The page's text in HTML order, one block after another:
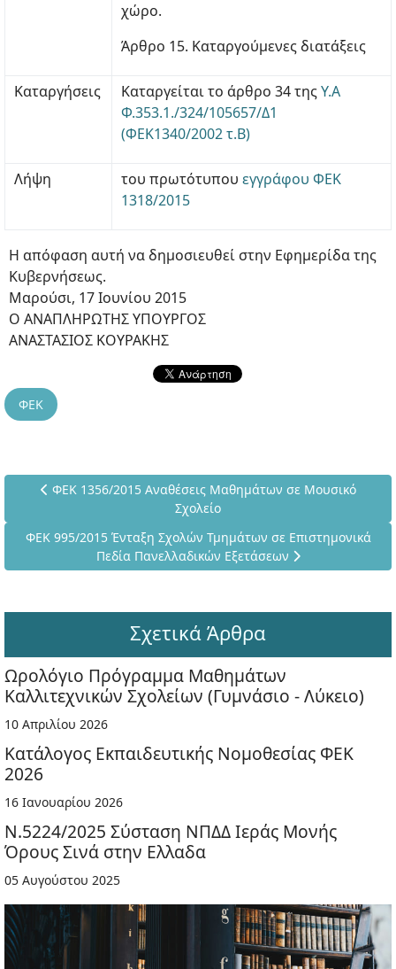
χώρο.
Άρθρο 15. Καταργούμενες διατάξεις
Καταργήσεις Καταργείται το άρθρο 34 τηςΥ.Α
Φ.353.1./324/105657/Δ1
(ΦΕΚ1340/2002 τ.Β)
Λήψη του πρωτότυπου εγγράφου ΦΕΚ
1318/2015
Η απόφαση αυτή να δημοσιευθεί στην Εφημερίδα της
Κυβερνήσεως.
Μαρούσι, 17 Ιουνίου 2015
Ο ΑΝΑΠΛΗΡΩΤΗΣ ΥΠΟΥΡΓΟΣ
ΑΝΑΣΤΑΣΙΟΣ ΚΟΥΡΑΚΗΣ
ΦΕΚ
Προηγούμενο άρθρο: ΦΕΚ 1356/2015 Αναθέσεις
ΦΕΚ 1356/2015 Αναθέσεις Μαθημάτων σε Μουσικό
Σχολείο
Επόμενο άρθρο: ΦΕΚ 995/2015 Ένταξη Σχολών Τμημάτων σε
ΦΕΚ 995/2015 Ένταξη Σχολών Τμημάτων σε Επιστημονικά
Πεδία Πανελλαδικών Εξετάσεων
Σχετικά Άρθρα
Ωρολόγιο Πρόγραμμα Μαθημάτων
Καλλιτεχνικών Σχολείων (Γυμνάσιο - Λύκειο)
10 Απριλίου 2026
Κατάλογος Εκπαιδευτικής Νομοθεσίας ΦΕΚ
2026
16 Ιανουαρίου 2026
Ν.5224/2025 Σύσταση ΝΠΔΔ Ιεράς Μονής
Όρους Σινά στην Ελλαδα
05 Αυγούστου 2025